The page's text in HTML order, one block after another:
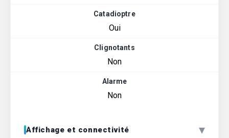
Catadioptre
Oui
Clignotants
Non
Alarme
Non
Affichage et connectivité ▾